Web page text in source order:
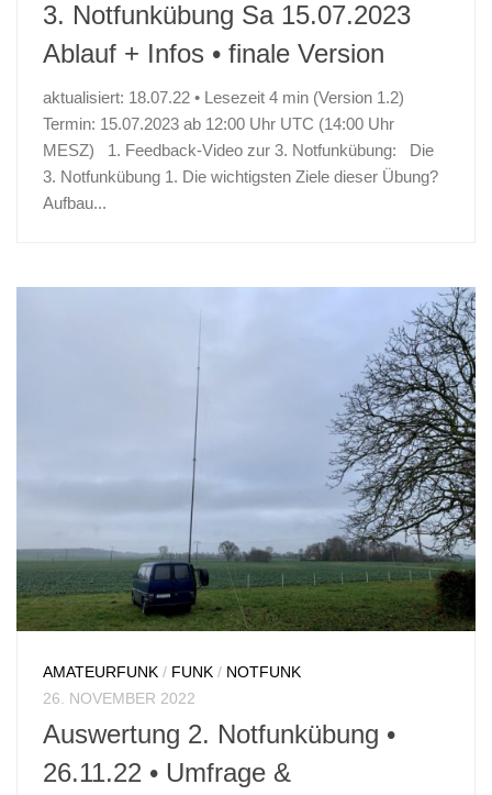
3. Notfunkübung Sa 15.07.2023
Ablauf + Infos • finale Version
aktualisiert: 18.07.22 • Lesezeit 4 min (Version 1.2)
Termin: 15.07.2023 ab 12:00 Uhr UTC (14:00 Uhr
MESZ) 1. Feedback-Video zur 3. Notfunkübung: Die
3. Notfunkübung 1. Die wichtigsten Ziele dieser Übung?
Aufbau...
AMATEURFUNK / FUNK / NOTFUNK
26. NOVEMBER 2022
Auswertung 2. Notfunkübung •
26.11.22 • Umfrage &